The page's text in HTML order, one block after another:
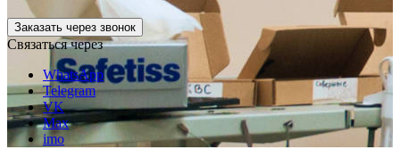
Заказать через звонок
Связаться через
WhatsApp
Telegram
VK
Max
imo